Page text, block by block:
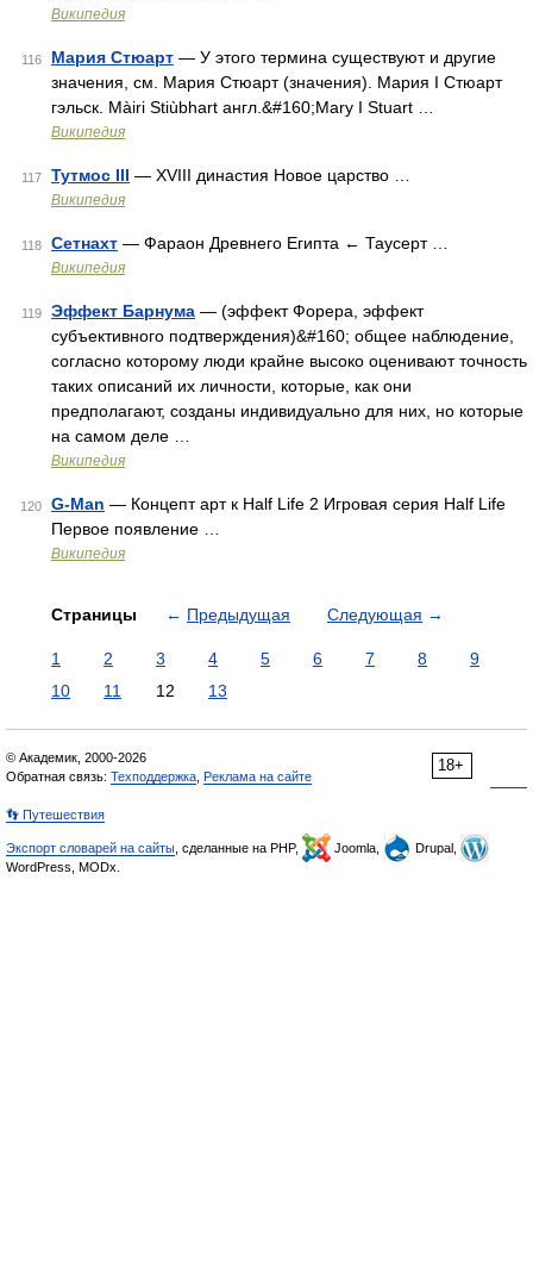
Википедия
116 Мария Стюарт — У этого термина существуют и другие
значения, см. Мария Стюарт (значения). Мария I Стюарт
гэльск. Màiri Stiùbhart англ.&#160;Mary I Stuart …
Википедия
117 Тутмос III — XVIII династия Новое царство …
Википедия
118 Сетнахт — Фараон Древнего Египта ← Таусерт …
Википедия
119 Эффект Барнума — (эффект Форера, эффект
субъективного подтверждения)&#160; общее наблюдение,
согласно которому люди крайне высоко оценивают точность
таких описаний их личности, которые, как они
предполагают, созданы индивидуально для них, но которые
на самом деле …
Википедия
120 G-Man — Концепт арт к Half Life 2 Игровая серия Half Life
Первое появление …
Википедия
Страницы ← Предыдущая Следующая →
1 2 3 4 5 6 7 8
9
10
11 12 13
18+
© Академик, 2000-2026
Обратная связь: Техподдержка Реклама на сайте
👣 Путешествия
Экспорт словарей на сайты , сделанные на PHP, Joomla,
Drupal,
WordPress, MODx.